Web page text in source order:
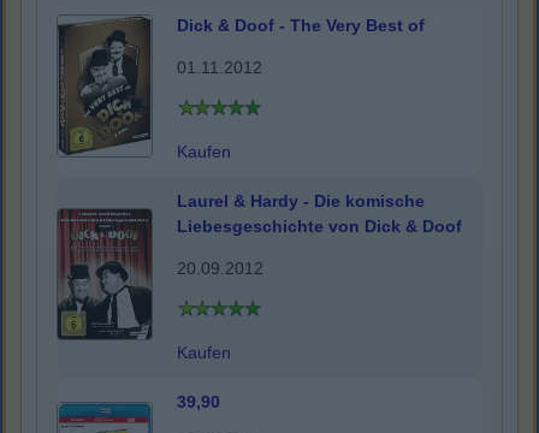
Dick & Doof - The Very Best of
01.11.2012
Kaufen
Laurel & Hardy - Die komische
Liebesgeschichte von Dick & Doof
20.09.2012
Kaufen
39,90